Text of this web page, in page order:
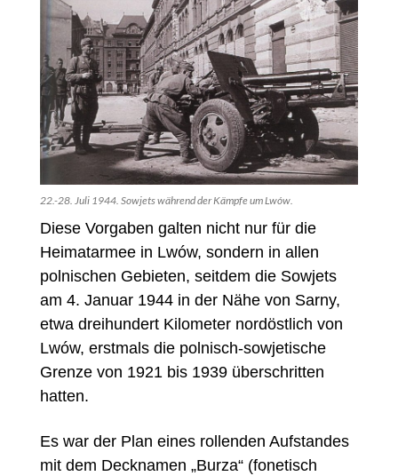
22.-28. Juli 1944. Sowjets während der Kämpfe um Lwów.
Diese Vorgaben galten nicht nur für die
Heimatarmee in Lwów, sondern in allen
polnischen Gebieten, seitdem die Sowjets
am 4. Januar 1944 in der Nähe von Sarny,
etwa dreihundert Kilometer nordöstlich von
Lwów, erstmals die polnisch-sowjetische
Grenze von 1921 bis 1939überschritten
hatten.
Es war der Plan eines rollenden Aufstandes
mit dem Decknamen „Burza“ (fonetisch